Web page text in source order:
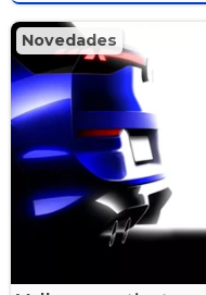
Novedades